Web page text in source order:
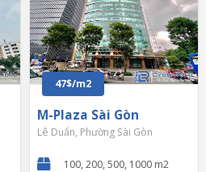
47$/m2
M-Plaza Sài Gòn
Lê Duẩn, Phường Sài Gòn
100, 200, 500, 1000 m2